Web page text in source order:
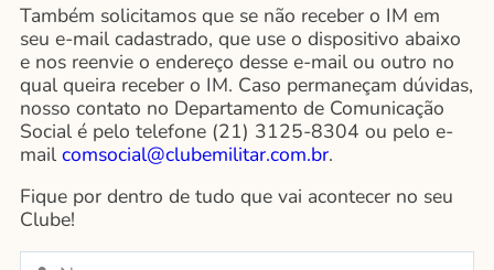
Também solicitamos que se não receber o IM em
seu e-mail cadastrado, que use o dispositivo abaixo
e nos reenvie o endereço desse e-mail ou outro no
qual queira receber o IM. Caso permaneçam dúvidas,
nosso contato no Departamento de Comunicação
Social é pelo telefone (21) 3125-8304 ou pelo e-
mail comsocial@clubemilitar.com.br.
Fique por dentro de tudo que vai acontecer no seu
Clube!